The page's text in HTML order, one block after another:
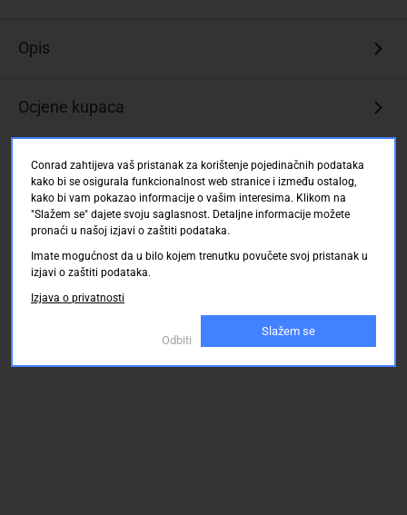
Opis
Ocjene kupaca
Conrad zahtijeva vaš pristanak za korištenje pojedinačnih podataka
kako bi se osigurala funkcionalnost web stranice i između ostalog,
kako bi vam pokazao informacije o vašim interesima. Klikom na
"Slažem se" dajete svoju saglasnost. Detaljne informacije možete
pronaći u našoj izjavi o zaštiti podataka.
Imate mogućnost da u bilo kojem trenutku povučete svoj pristanak u
izjavi o zaštiti podataka.
Izjava o privatnosti
Odbiti
Slažem se